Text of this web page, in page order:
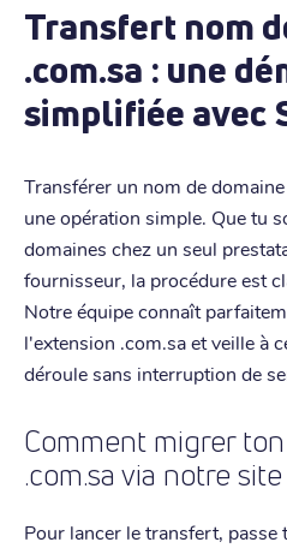
Transfert nom
.com.sa : une
simplifiée avec
Transférer un nom de
une opération simple. Que tu
domaines chez un seul
fournisseur, la procédure est
Notre équipe connaît
l'extension .com.sa et veille à
déroule sans interruption de
Comment migrer
.com.sa via notre
Pour lancer le transfert,